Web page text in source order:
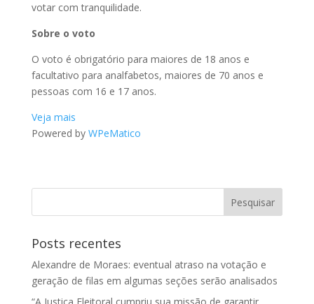
votar com tranquilidade.
Sobre o voto
O voto é obrigatório para maiores de 18 anos e
facultativo para analfabetos, maiores de 70 anos e
pessoas com 16 e 17 anos.
Veja mais
Powered by WPeMatico
Posts recentes
Alexandre de Moraes: eventual atraso na votação e
geração de filas em algumas seções serão analisados